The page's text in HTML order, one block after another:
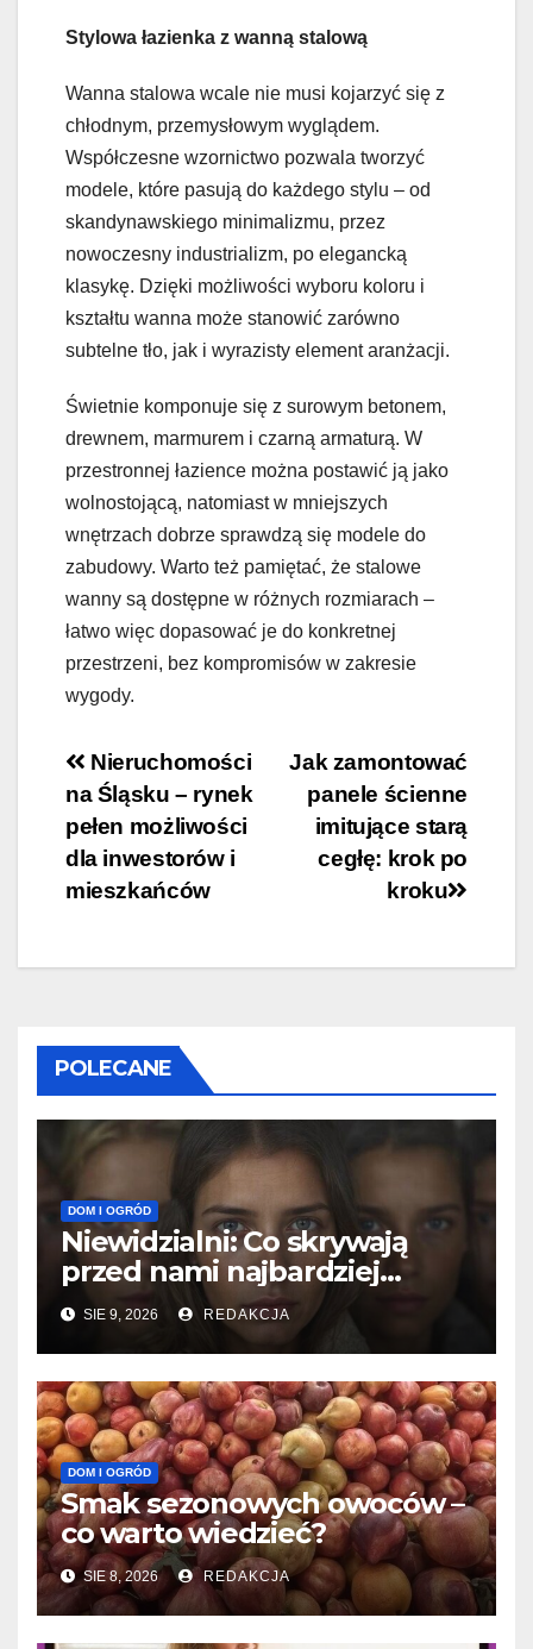
Stylowa łazienka z wanną stalową
Wanna stalowa wcale nie musi kojarzyć się z
chłodnym, przemysłowym wyglądem.
Współczesne wzornictwo pozwala tworzyć
modele, które pasują do każdego stylu – od
skandynawskiego minimalizmu, przez
nowoczesny industrializm, po elegancką
klasykę. Dzięki możliwości wyboru koloru i
kształtu wanna może stanowić zarówno
subtelne tło, jak i wyrazisty element aranżacji.
Świetnie komponuje się z surowym betonem,
drewnem, marmurem i czarną armaturą. W
przestronnej łazience można postawić ją jako
wolnostojącą, natomiast w mniejszych
wnętrzach dobrze sprawdzą się modele do
zabudowy. Warto też pamiętać, że stalowe
wanny są dostępne w różnych rozmiarach –
łatwo więc dopasować je do konkretnej
przestrzeni, bez kompromisów w zakresie
wygody.
Nawigacja
wpisu
Jak zamontować
panele ścienne
imitujące starą
cegłę: krok po
kroku
Nieruchomości
na Śląsku – rynek
pełen możliwości
dla inwestorów i
mieszkańców
POLECANE
DOM I OGRÓD
Niewidzialni: Co skrywają
przed nami najbardziej
tajemnicze grupy?
SIE 9, 2026 REDAKCJA
DOM I OGRÓD
Smak sezonowych owoców –
co warto wiedzieć?
SIE 8, 2026 REDAKCJA